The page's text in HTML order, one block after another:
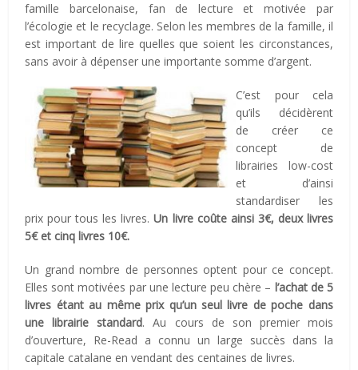
famille barcelonaise, fan de lecture et motivée par
l’écologie et le recyclage. Selon les membres de la famille, il
est important de lire quelles que soient les circonstances,
sans avoir à dépenser une importante somme d’argent.
C’est pour cela
qu’ils décidèrent
de créer ce
concept de
librairies low-cost
et d’ainsi
standardiser les
prix pour tous les livres.Un livre coûte ainsi 3€, deux livres
5€ et cinq livres 10€.
Un grand nombre de personnes optent pour ce concept.
Elles sont motivées par une lecture peu chère – l’achat de 5
livres étant au même prix qu’un seul livre de poche dans
une librairie standard. Au cours de son premier mois
d’ouverture, Re-Read a connu un large succès dans la
capitale catalane en vendant des centaines de livres.